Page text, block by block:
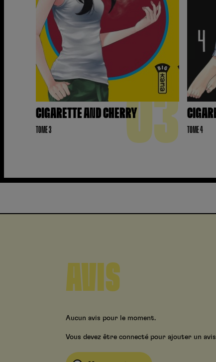
CIGARETTE AND CHERRY
TOME 3 03 TOME 4
AVIS
Aucun avis pour le moment.
Vous devez être connecté pour ajouter un